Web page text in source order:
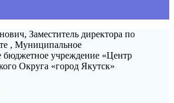
Заместитель директора по
, Муниципальное
бюджетное учреждение «Центр
Округа «город Якутск»